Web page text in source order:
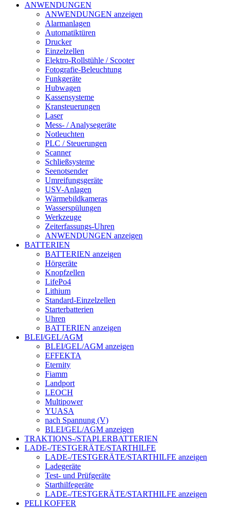
ANWENDUNGEN
ANWENDUNGEN anzeigen
Alarmanlagen
Automatiktüren
Drucker
Einzelzellen
Elektro-Rollstühle / Scooter
Fotografie-Beleuchtung
Funkgeräte
Hubwagen
Kassensysteme
Kransteuerungen
Laser
Mess- / Analysegeräte
Notleuchten
PLC / Steuerungen
Scanner
Schließsysteme
Seenotsender
Umreifungsgeräte
USV-Anlagen
Wärmebildkameras
Wasserspülungen
Werkzeuge
Zeiterfassungs-Uhren
ANWENDUNGEN anzeigen
BATTERIEN
BATTERIEN anzeigen
Hörgeräte
Knopfzellen
LifePo4
Lithium
Standard-Einzelzellen
Starterbatterien
Uhren
BATTERIEN anzeigen
BLEI/GEL/AGM
BLEI/GEL/AGM anzeigen
EFFEKTA
Eternity
Fiamm
Landport
LEOCH
Multipower
YUASA
nach Spannung (V)
BLEI/GEL/AGM anzeigen
TRAKTIONS-/STAPLERBATTERIEN
LADE-/TESTGERÄTE/STARTHILFE
LADE-/TESTGERÄTE/STARTHILFE anzeigen
Ladegeräte
Test- und Prüfgeräte
Starthilfegeräte
LADE-/TESTGERÄTE/STARTHILFE anzeigen
PELI KOFFER